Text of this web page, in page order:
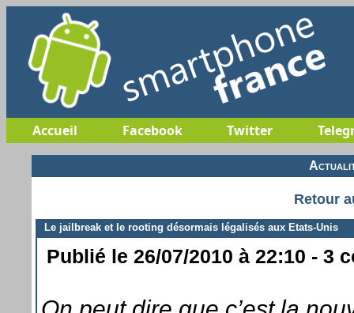
Accueil Facebook Twitter
Retour
Le jailbreak et le rooting désormais légalisés aux Etats-Unis
Publié le 26/07/2010 à 22:10 - 3